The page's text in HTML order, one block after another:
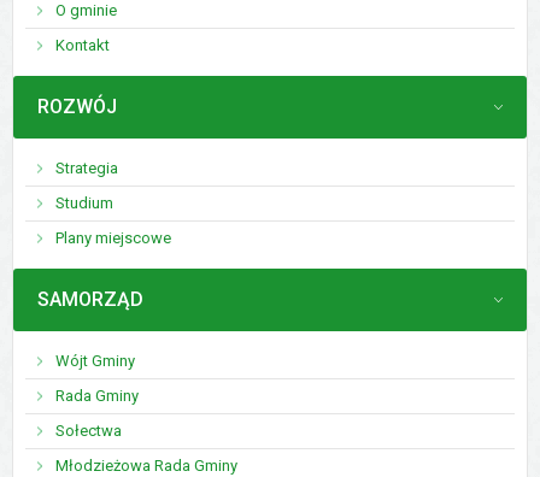
O gminie
Kontakt
MENU
ROZWÓJ
Strategia
Studium
Plany miejscowe
MENU
SAMORZĄD
Wójt Gminy
Rada Gminy
Sołectwa
Młodzieżowa Rada Gminy